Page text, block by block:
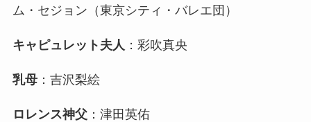
ム・セジョン（東京シティ・バレエ団）
キャピュレット夫人 ：彩吹真央
乳母：吉沢梨絵
ロレンス神父：津田英佑